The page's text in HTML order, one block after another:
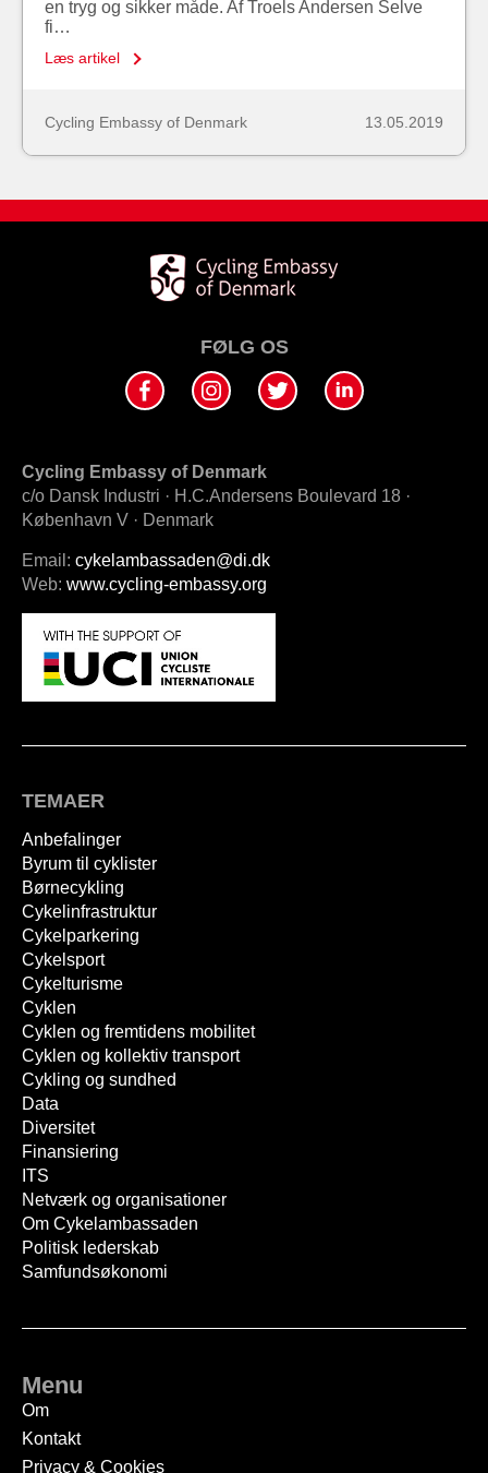
en tryg og sikker måde. Af Troels Andersen Selve
fi…
Læs artikel
Cycling Embassy of Denmark 13.05.2019
FØLG OS
Cycling Embassy of Denmark
c/o Dansk Industri · H.C.Andersens Boulevard 18 ·
København V · Denmark
Email: cykelambassaden@di.dk
Web: www.cycling-embassy.org
TEMAER
Anbefalinger
Byrum til cyklister
Børnecykling
Cykelinfrastruktur
Cykelparkering
Cykelsport
Cykelturisme
Cyklen
Cyklen og fremtidens mobilitet
Cyklen og kollektiv transport
Cykling og sundhed
Data
Diversitet
Finansiering
ITS
Netværk og organisationer
Om Cykelambassaden
Politisk lederskab
Samfundsøkonomi
Menu
Om
Kontakt
Privacy & Cookies